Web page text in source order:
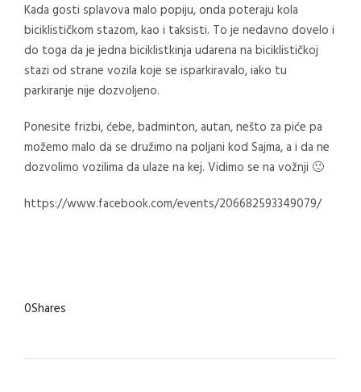
Kada gosti splavova malo popiju, onda poteraju kola
biciklističkom stazom, kao i taksisti. To je nedavno dovelo i
do toga da je jedna biciklistkinja udarena na biciklističkoj
stazi od strane vozila koje se isparkiravalo, iako tu
parkiranje nije dozvoljeno.
Ponesite frizbi, ćebe, badminton, autan, nešto za piće pa
možemo malo da se družimo na poljani kod Sajma, a i da ne
dozvolimo vozilima da ulaze na kej. Vidimo se na vožnji 🙂
https://www.facebook.com/events/206682593349079/
0Shares